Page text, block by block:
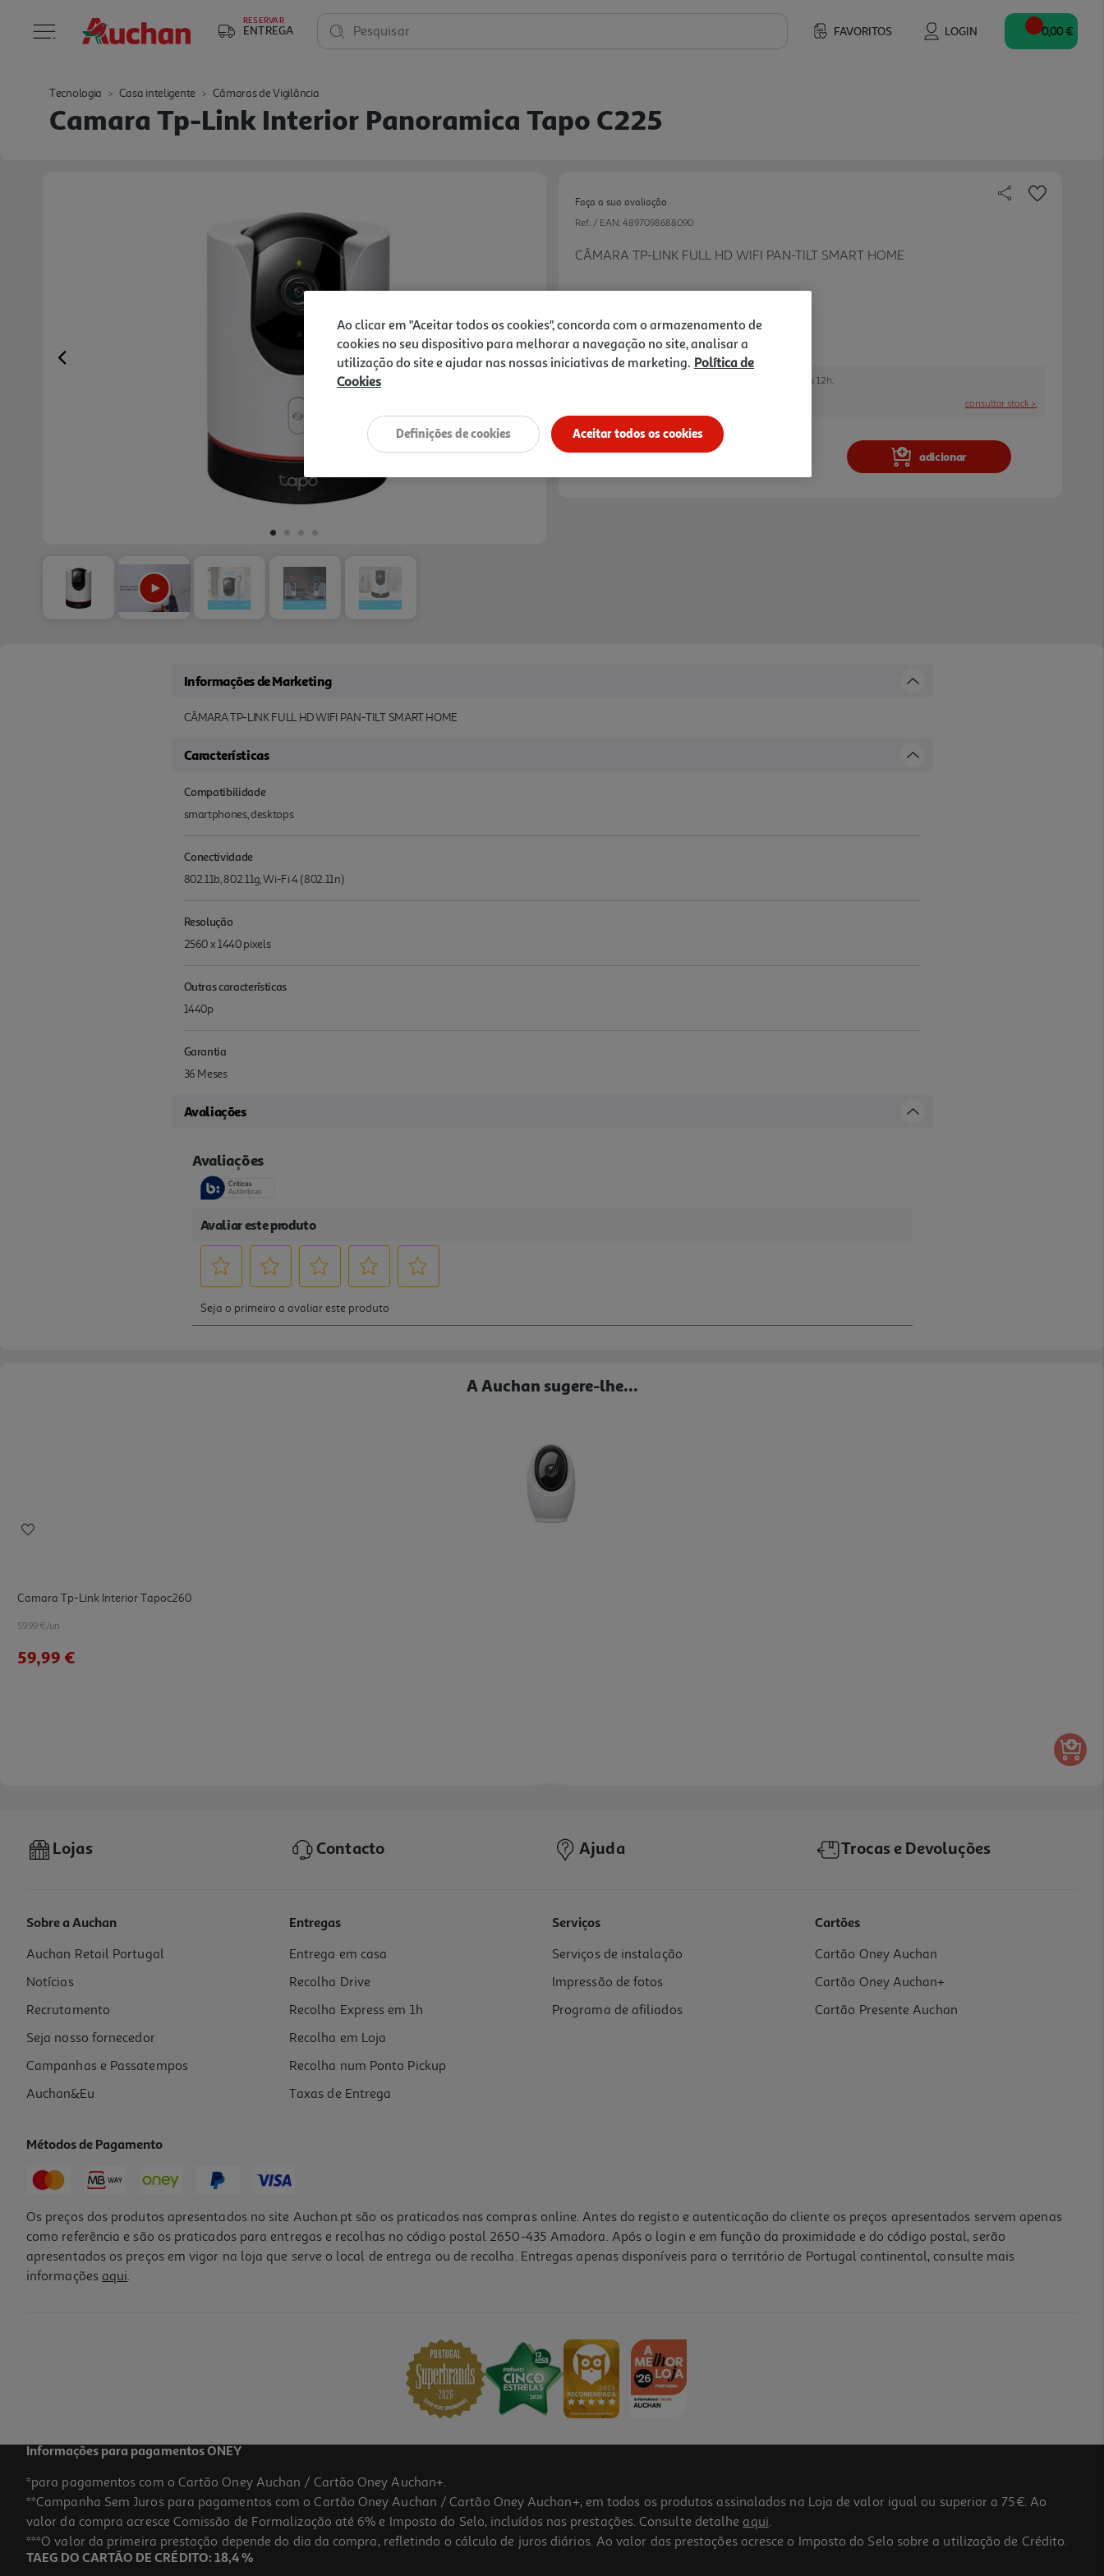
RESERVAR
ENTREGA FAVORITOS LOGIN
Pesquisar 0,00 €
Tecnologia Casa inteligente Câmaras de Vigilância
Camara Tp-Link Interior Panoramica Tapo C225
Previous Next
Faça a sua avaliação
Ref. / EAN: 4897098688090
CÂMARA TP-LINK FULL HD WIFI PAN-TILT SMART HOME
54,99 €
, se encomendar até às 12h.
consultar stock >.
adicionar
Informações de Marketing
CÂMARA TP-LINK FULL HD WIFI PAN-TILT SMART HOME
Características
Compatibilidade
smartphones, desktops
Conectividade
802.11b, 802.11g, Wi-Fi 4 (802.11n)
Resolução
2560 x 1440 pixels
Outras características
1440p
Garantia
36 Meses
Avaliações
A Auchan sugere-lhe...
Camara Tp-Link Interior Tapoc260
59.99 €/un
59,99 €
Camara Tp-Link Interior Tc60
27.99 €/un
27,99 €
Indisponível online
Lojas Contacto Ajuda Trocas e Devoluções
Sobre a Auchan
Auchan Retail Portugal
Notícias
Recrutamento
Seja nosso fornecedor
Campanhas e Passatempos
Auchan&Eu
Entregas
Entrega em casa
Recolha Drive
Recolha Express em 1h
Recolha em Loja
Recolha num Ponto Pickup
Taxas de Entrega
Serviços
Serviços de instalação
Impressão de fotos
Programa de afiliados
Cartões
Cartão Oney Auchan
Cartão Oney Auchan+
Cartão Presente Auchan
Métodos de Pagamento
Os preços dos produtos apresentados no site Auchan.pt são os praticados nas compras online. Antes do registo e autenticação do cliente os preços apresentados servem apenas
como referência e são os praticados para entregas e recolhas no código postal 2650-435 Amadora. Após o login e em função da proximidade e do código postal, serão
apresentados os preços em vigor na loja que serve o local de entrega ou de recolha. Entregas apenas disponíveis para o território de Portugal continental, consulte mais
informações aqui.
Informações para pagamentos ONEY
*para pagamentos com o Cartão Oney Auchan / Cartão Oney Auchan+.
**Campanha Sem Juros para pagamentos com o Cartão Oney Auchan / Cartão Oney Auchan+, em todos os produtos assinalados na Loja de valor igual ou superior a 75€. Ao
valor da compra acresce Comissão de Formalização até 6% e Imposto do Selo, incluídos nas prestações. Consulte detalhe aqui.
***O valor da primeira prestação depende do dia da compra, refletindo o cálculo de juros diários. Ao valor das prestações acresce o Imposto do Selo sobre a utilização de Crédito.
TAEG DO CARTÃO DE CRÉDITO: 18,4 %
Ao clicar em "Aceitar todos os cookies", concorda com o armazenamento de
cookies no seu dispositivo para melhorar a navegação no site, analisar a
utilização do site e ajudar nas nossas iniciativas de marketing. Política de
Cookies
Aceitar todos os cookies
Definições de cookies